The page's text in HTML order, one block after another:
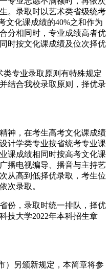
。录取时以艺术类省级统考
文化课成绩的40%之和作为
分相同时，专业成绩高者优
时按文化课成绩及位次择优
类专业录取原则有特殊规定
结合我校录取原则，择优录
神，在考生高考文化课成绩
计学类专业按省统考专业课
课成绩相同时按高考文化课
播电视编导、播音与主持艺
从高到低择优录取，考生位
次录取。
份，录取时统一排队，择优
技大学2022年本科招生章
）另颁新规定，本简章将参